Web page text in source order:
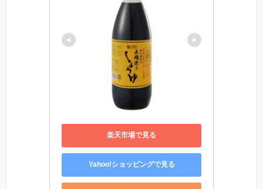
楽天市場で見る
Yahoo!ショッピングで見る